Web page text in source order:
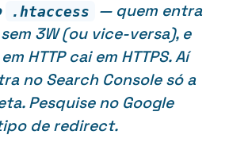
.htaccess
— quem entra
3W (ou vice-versa), e
HTTP cai em HTTPS. Aí
no Search Console só a
Pesquise no Google
de redirect.